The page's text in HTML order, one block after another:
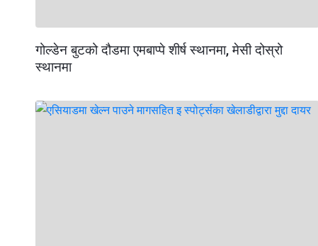
गोल्डेन बुटको दौडमा एमबाप्पे शीर्ष स्थानमा, मेसी दोस्रो
स्थानमा